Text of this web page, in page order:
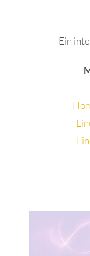
Ein